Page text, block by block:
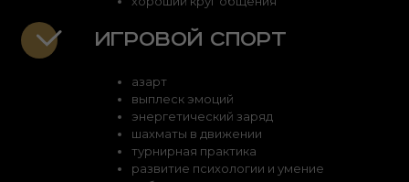
азарт
выплеск эмоций
энергетический заряд
шахматы в движении
турнирная практика
развитие психологии и умение
Игровой спорт